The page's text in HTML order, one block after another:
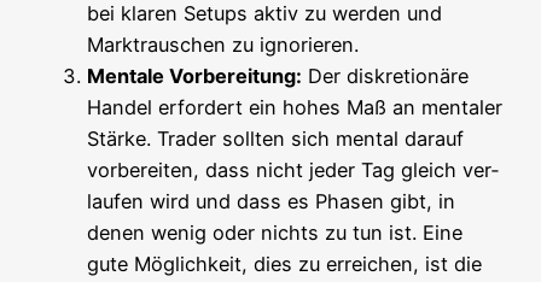
bei kla­ren Set­ups aktiv zu wer­den und
Markt­rau­schen zu ignorieren.
Men­ta­le Vor­be­rei­tung: Der dis­kre­tio­nä­re
Han­del erfor­dert ein hohes Maß an men­ta­ler
Stär­ke. Trader soll­ten sich men­tal dar­auf
vor­be­rei­ten, dass nicht jeder Tag gleich ver­
lau­fen wird und dass es Pha­sen gibt, in
denen wenig oder nichts zu tun ist. Eine
gute Mög­lich­keit, dies zu errei­chen, ist die